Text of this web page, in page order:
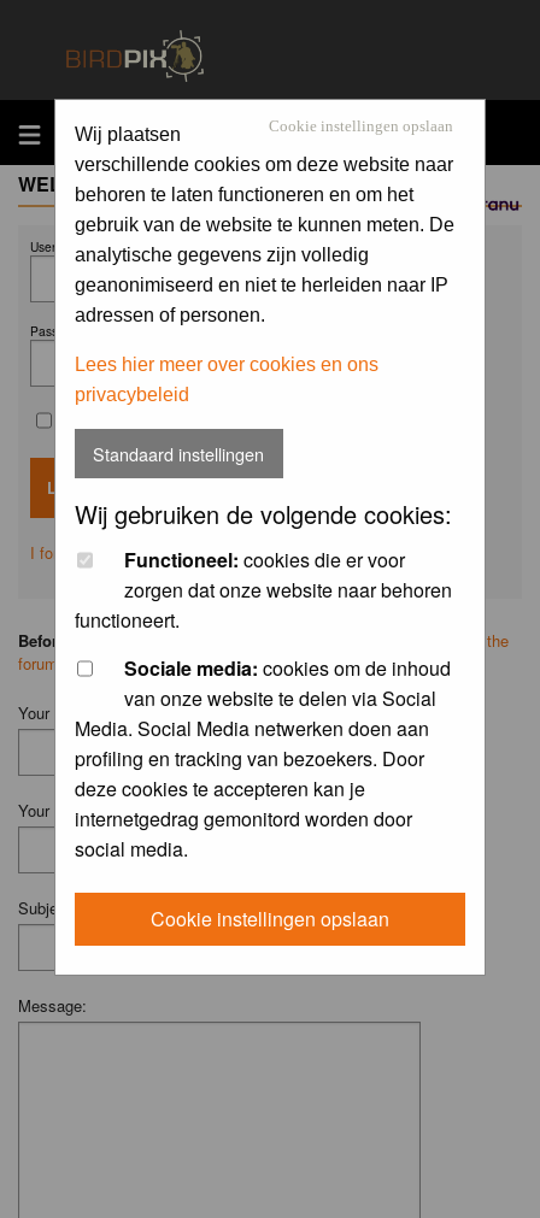
MENU
Sponsored by
Cookie instellingen opslaan
Wij plaatsen
verschillende cookies om deze website naar
behoren te laten functioneren en om het
gebruik van de website te kunnen meten. De
analytische gegevens zijn volledig
geanonimiseerd en niet te herleiden naar IP
adressen of personen.
Lees hier meer over cookies en ons
privacybeleid
Standaard instellingen
Wij gebruiken de volgende cookies:
Functioneel: cookies die er voor
zorgen dat onze website naar behoren
functioneert.
Sociale media: cookies om de inhoud
van onze website te delen via Social
Media. Social Media netwerken doen aan
profiling en tracking van bezoekers. Door
deze cookies te accepteren kan je
internetgedrag gemonitord worden door
social media.
Cookie instellingen opslaan
WELCOME GUEST
Username:
Password:
I forgot my password
Before you ask your question:
search on the
forum
first.
Your Name (Fill in your username if you have one):
Your Email:
Subject:
Message: